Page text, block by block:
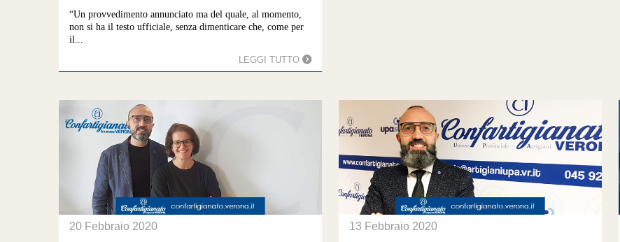
“Un provvedimento annunciato ma del quale, al momento,
non si ha il testo ufficiale, senza dimenticare che, come per
il...
LEGGI TUTTO
20 Febbraio 2020 13 Febbraio 2020